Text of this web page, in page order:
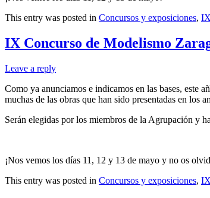
This entry was posted in Concursos y exposiciones,
IX Concurso de Modelismo
Leave a reply
Como ya anunciamos e indicamos en las bases, este
muchas de las obras que han sido presentadas en los
Serán elegidas por los miembros de la Agrupación y
¡Nos vemos los días 11, 12 y 13 de mayo y no os
This entry was posted in Concursos y exposiciones,